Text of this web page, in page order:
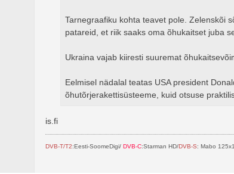
Tarnegraafiku kohta teavet pole. Zelenskõi
patareid, et riik saaks oma õhukaitset juba
Ukraina vajab kiiresti suuremat
Eelmisel nädalal teatas USA president
õhutõrjerakettisüsteeme, kuid otsuse
is.fi
DVB-T/T2:Eesti-SoomeDigi/ DVB-C:Starman HD/DVB-S: Mabo